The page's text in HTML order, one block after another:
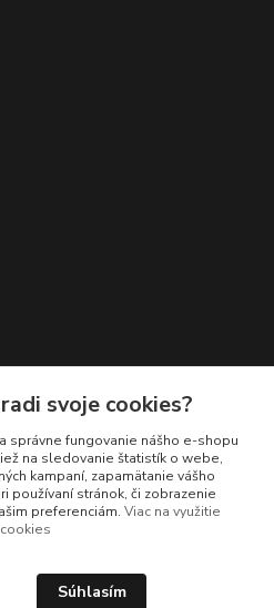
svoje cookies?
správne fungovanie nášho e-shopu
na sledovanie štatistík o webe,
kampaní, zapamätanie vášho
používaní stránok, či zobrazenie
preferenciám. Viac na využitie
cookies
Súhlasím